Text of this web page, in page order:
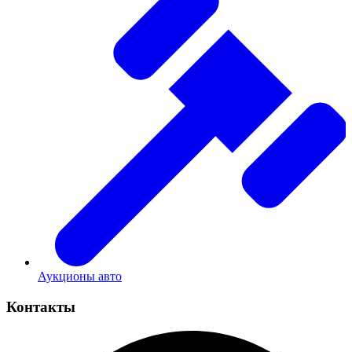
Аукционы авто
Контакты